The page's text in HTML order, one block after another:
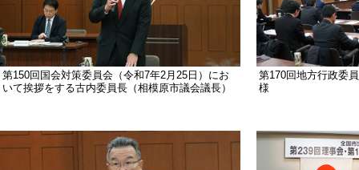
第150回国会対策委員会（令和7年2月25日）にお
いて挨拶をする古内委員長（相模原市議会議長）
第170回地方行政委
様